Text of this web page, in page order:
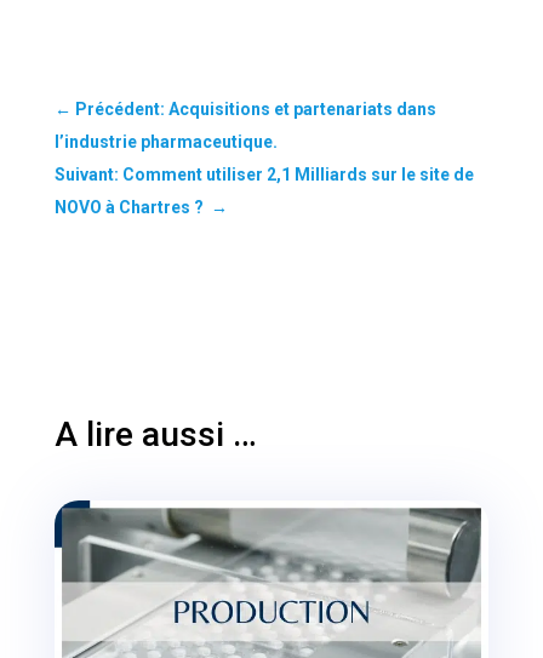
← Précédent: Acquisitions et partenariats dans
l’industrie pharmaceutique.
Suivant: Comment utiliser 2,1 Milliards sur le site de
NOVO à Chartres ? →
A lire aussi …